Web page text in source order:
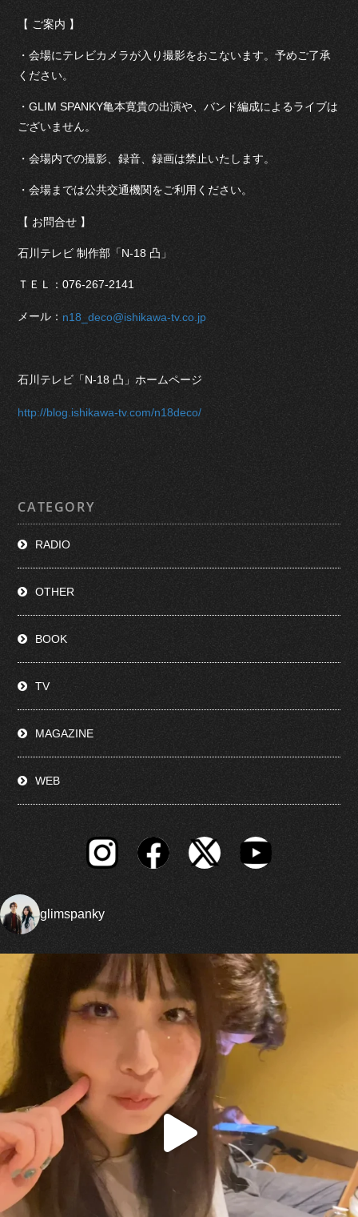
【 ご案内 】
・会場にテレビカメラが入り撮影をおこないます。予めご了承
ください。
・GLIM SPANKY亀本寛貴の出演や、バンド編成によるライブは
ございません。
・会場内での撮影、録音、録画は禁止いたします。
・会場までは公共交通機関をご利用ください。
【 お問合せ 】
石川テレビ 制作部「N-18 凸」
ＴＥＬ：076-267-2141
メール： n18_deco@ishikawa-tv.co.jp
石川テレビ「N-18 凸」ホームページ
http://blog.ishikawa-tv.com/n18deco/
CATEGORY
RADIO
OTHER
BOOK
TV
MAGAZINE
WEB
glimspanky